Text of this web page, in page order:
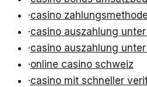
·casino
·casino auszahlung
·casino auszahlung
·online casino schweiz
·casino mit schneller